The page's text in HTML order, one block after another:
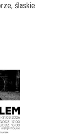
ślaskie